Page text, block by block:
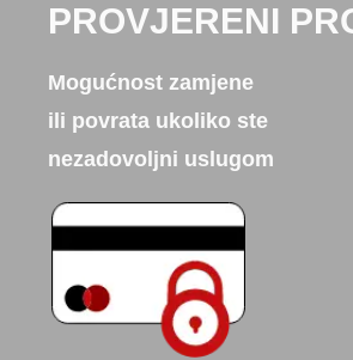
PROVJERENI
Mogućnost zamjene
ili povrata ukoliko ste
nezadovoljni uslugom